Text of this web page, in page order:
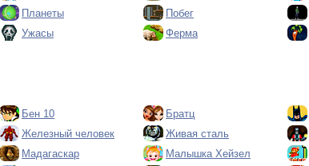
Планеты Побег
Ужасы Ферма
Бен 10 Братц
Железный человек Живая сталь
Мадагаскар Малышка Хейзел